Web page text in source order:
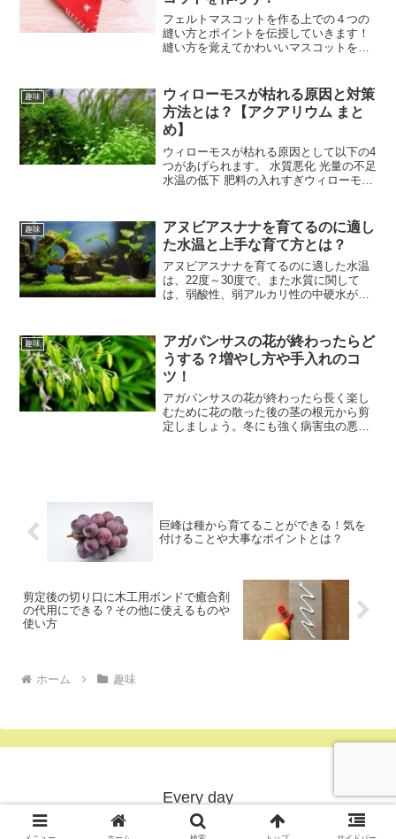
フェルトマスコットを作る上での４つの
縫い方とポイントを伝授していきます！
縫い方を覚えてかわいいマスコットを作
ものが作れます！
趣味
ウィローモスが枯れる原因と対策
方法とは？【アクアリウム まと
め】
ウィローモスが枯れる原因として以下の4
つがあげられます。 水質悪化 光量の不足
水温の低下 肥料の入れすぎウィローモス
たり、といった手間は必要ありません。
ただ、C O２...
趣味
アヌビアスナナを育てるのに適し
た水温と上手な育て方とは？
アヌビアスナナを育てるのに適した水温
は、22度～30度で、また水質に関して
は、弱酸性、弱アルカリ性の中硬水が適
の水草といわれていますから多少はその
範囲から外れても大丈夫...
趣味
アガパンサスの花が終わったらど
うする？増やし方や手入れのコ
ツ！
アガパンサスの花が終わったら長く楽し
むために花の散った後の茎の根元から剪
定しましょう。冬にも強く病害虫の悪影
巨峰は種から育てることができる！気を
付けることや大事なポイントとは？
剪定後の切り口に木工用ボンドで癒合剤
の代用にできる？その他に使えるものや
使い方
ホーム 趣味
Every day
© 2019 Every day.